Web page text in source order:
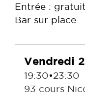
Entrée :
Bar sur place
Vendredi
19:30•23:30
93 cours